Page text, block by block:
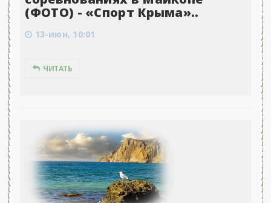
(ФОТО) - «Спорт Крыма»..
13-июн, 10:01
ЧИТАТЬ